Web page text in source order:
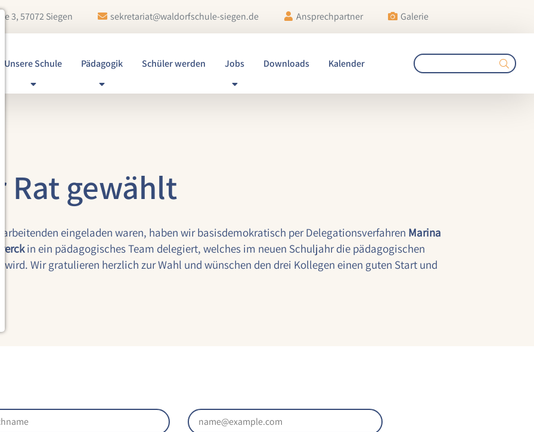
3, 57072 Siegen sekretariat@waldorfschule-siegen.de Ansprechpartner Galerie
Unsere Schule Pädagogik Schüler werden Jobs Downloads Kalender
Rat gewählt
eingeladen waren, haben wir basisdemokratisch per Delegationsverfahren Marina
in ein pädagogisches Team delegiert, welches im neuen Schuljahr die pädagogischen
Wir gratulieren herzlich zur Wahl und wünschen den drei Kollegen einen guten Start und